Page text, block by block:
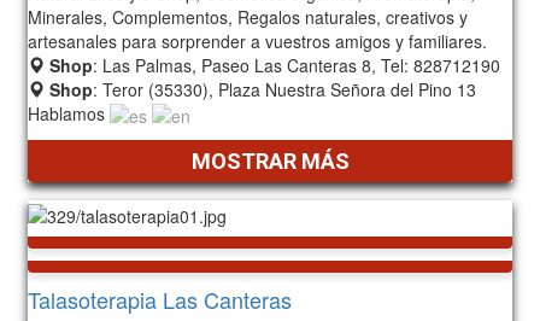
Minerales, Complementos, Regalos naturales, creativos y
artesanales para sorprender a vuestros amigos y familiares.
Shop: Las Palmas, Paseo Las Canteras 8, Tel: 828712190
Shop: Teror (35330), Plaza Nuestra Señora del Pino 13
Hablamos
MOSTRAR MÁS
Talasoterapia Las Canteras